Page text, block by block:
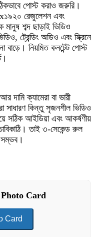
পোস্ট করাও জরুরি।
রেজুলেশন এবং
মানুষ শব্দ ছাড়াই ভিডিও
ট্রেন্ডিং অডিও এবং স্ক্রিনে
বাড়ে। নিয়মিত কনটেন্ট পোস্ট
ক্যামেরা বা ভারী
সাধারণ কিন্তু সৃজনশীল ভিডিও
সঠিক আইডিয়া এবং আকর্ষণীয়
তাই ৩-সেকেন্ড রুল
সম্ভব।
Photo Card
Card